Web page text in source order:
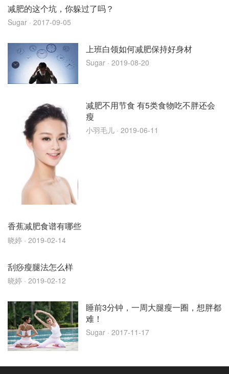
减肥的这个坑，你躲过了吗？
Sugar · 2017-09-05
上班白领如何减肥保持好身材
Sugar · 2019-08-20
减肥不用节食 有5类食物吃不胖还会
瘦
小羽毛儿 · 2019-06-11
香蕉减肥食谱有哪些
晓婷 · 2019-02-14
刮痧瘦腿法怎么样
晓婷 · 2019-02-12
睡前3分钟，一周大腿瘦一圈，想胖都
难！
Sugar · 2017-11-17